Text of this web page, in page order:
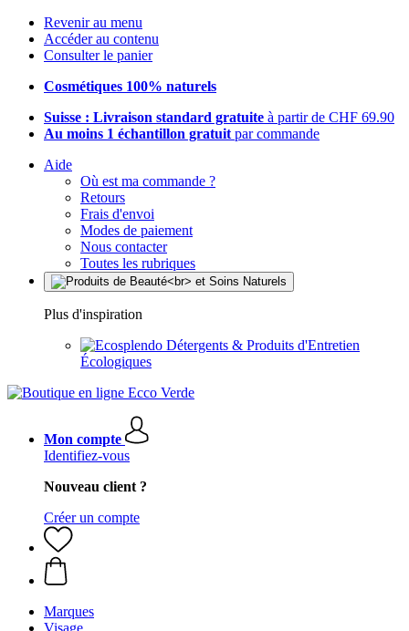
Revenir au menu
Accéder au contenu
Consulter le panier
Cosmétiques 100% naturels
Suisse : Livraison standard gratuite à partir de CHF 69.90
Au moins 1 échantillon gratuit par commande
Aide
Où est ma commande ?
Retours
Frais d'envoi
Modes de paiement
Nous contacter
Toutes les rubriques
Plus d'inspiration
Détergents & Produits d'Entretien
Écologiques
Mon compte
Identifiez-vous
Nouveau client ?
Créer un compte
Marques
Visage